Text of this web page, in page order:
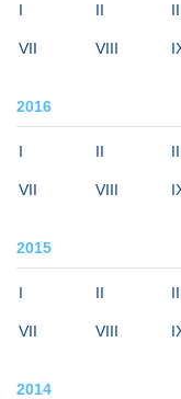
I II
VII VIII
2016
I II
VII VIII
2015
I II
VII VIII
2014